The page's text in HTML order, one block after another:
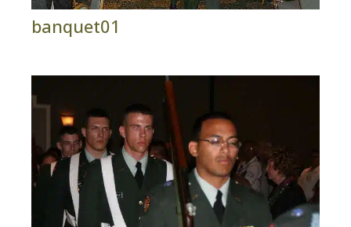
banquet01